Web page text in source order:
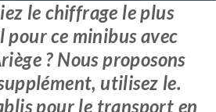
le chiffrage le plus
ce minibus avec
? Nous proposons
utilisez le.
pour le transport en